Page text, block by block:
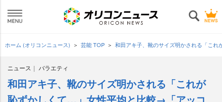
ホーム (オリコンニュース) 芸能 TOP 和田アキ子、靴のサイズ明かされる「こ
ニュース バラエティ
和田アキ子、靴のサイズ明かされる「これが